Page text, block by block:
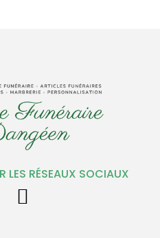
LES RÉSEAUX SOCIAUX